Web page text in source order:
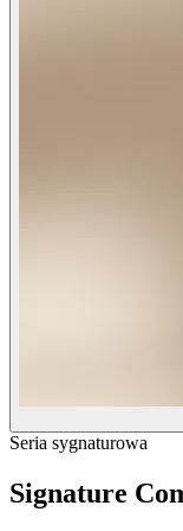
Seria sygnaturowa
Signature